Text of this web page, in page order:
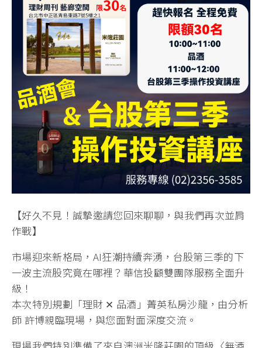
【好久不見！誠摯邀請您回來聊聊，與我們再次並肩
作戰】
市場迎來新格局，AI狂潮持續奔湧，台股第三季的下
一波主流股究竟在哪裡？華信投顧雙團隊服務全面升
級！
本次特別規劃「理財 ✕ 品酒」菁英私房沙龍，由分析
師 許博親臨現場，與您面對面深度交流。